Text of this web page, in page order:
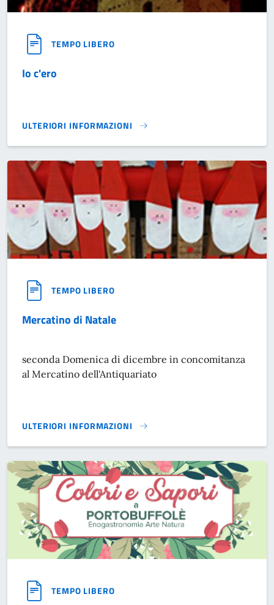
TEMPO LIBERO
Io c'ero
ULTERIORI INFORMAZIONI
IO C'ERO}
TEMPO LIBERO
Mercatino di Natale
seconda Domenica di dicembre in concomitanza
al Mercatino dell'Antiquariato
ULTERIORI INFORMAZIONI
MERCATINO DI NATALE}
TEMPO LIBERO